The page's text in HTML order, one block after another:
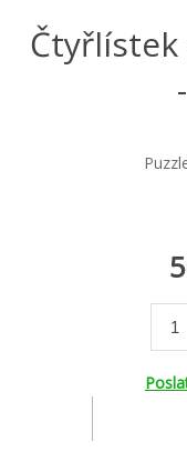
Čtyřlístek